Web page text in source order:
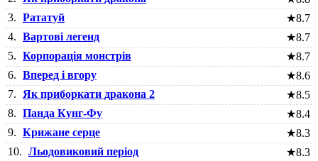
3. Рататуй ★8.7
4. Вартові легенд ★8.7
5. Корпорація монстрів ★8.7
6. Вперед і вгору ★8.6
7.
Як приборкати дракона 2 ★8.5
8. Панда Кунг-Фу ★8.4
9. Крижане серце ★8.3
10. Льодовиковий період ★8.3